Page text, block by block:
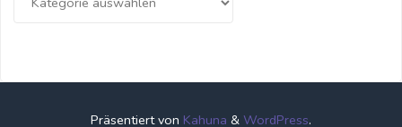
Präsentiert von Kahuna & WordPress.